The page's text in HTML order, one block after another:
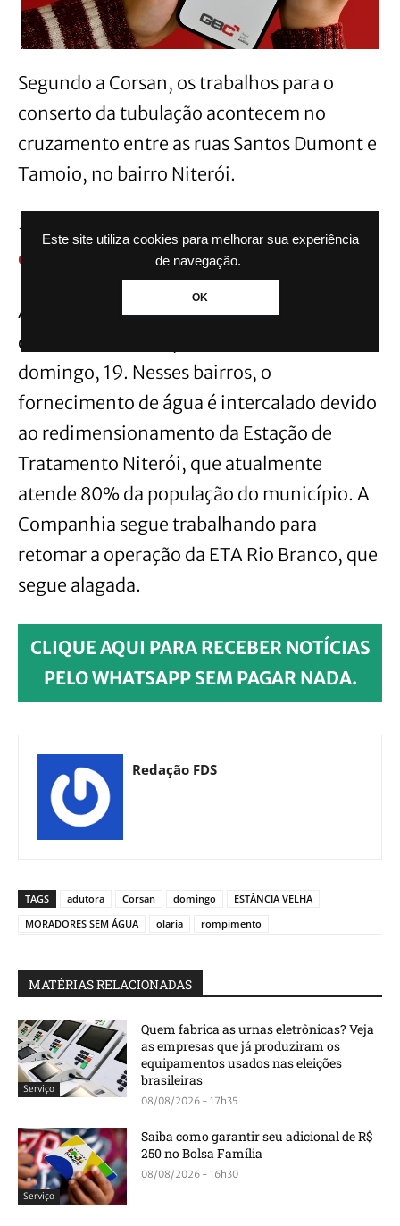
Este site utiliza cookies para melhorar sua experiência
de navegação.
OK
Segundo a Corsan, os trabalhos para o
conserto da tubulação acontecem no
cruzamento entre as ruas Santos Dumont e
Tamoio, no bairro Niterói.
– Leia Mais:
em loja da Cobasi
A previsão da empresa é de retorno gradual
do abastecimento para a noite deste
domingo, 19. Nesses bairros, o
fornecimento de água é intercalado devido
ao redimensionamento da Estação de
Tratamento Niterói, que atualmente
atende 80% da população do município. A
Companhia segue trabalhando para
retomar a operação da ETA Rio Branco, que
segue alagada.
CLIQUE AQUI PARA RECEBER NOTÍCIAS
PELO WHATSAPP SEM PAGAR NADA.
Redação FDS
TAGS adutora Corsan domingo
ESTÂNCIA VELHA
MORADORES SEM ÁGUA
olaria rompimento
MATÉRIAS RELACIONADAS
Serviço
Quem fabrica as urnas eletrônicas? Veja
as empresas que já produziram os
equipamentos usados nas eleições
brasileiras
08/08/2026 - 17h35
Serviço
Saiba como garantir seu adicional de R$
250 no Bolsa Família
08/08/2026 - 16h30